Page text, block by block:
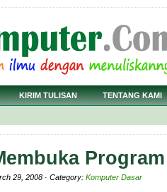
KIRIM TULISAN TENTANG KAMI
29, 2008 · Category: Komputer Dasar